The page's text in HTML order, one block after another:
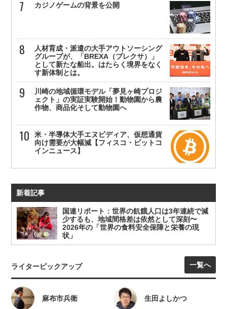
カジノゲームの背景を公開
人材育成・派遣の大手アウトソーシング
グループが、「BREXA（ブレクサ）」
として新たな船出。はたらく境界をなく
す新体制とは。
川崎の地域循環モデル「夢見ヶ崎プロジ
ェクト」の実証実験開始！動物園から農
作物、商品化そして動物園へ
米・半導体大手エヌビディア、仮想通貨
向け需要が大幅減【フィスコ・ビットコ
インニュース】
新着記事
国連リポート：世界の飢餓人口は3年連続で減
少するも、地域間格差は依然として深刻〜
2026年の「世界の食料安全保障と栄養の現
状」
ライターピックアップ 一覧へ
麻布市兵衛 生田よしかつ